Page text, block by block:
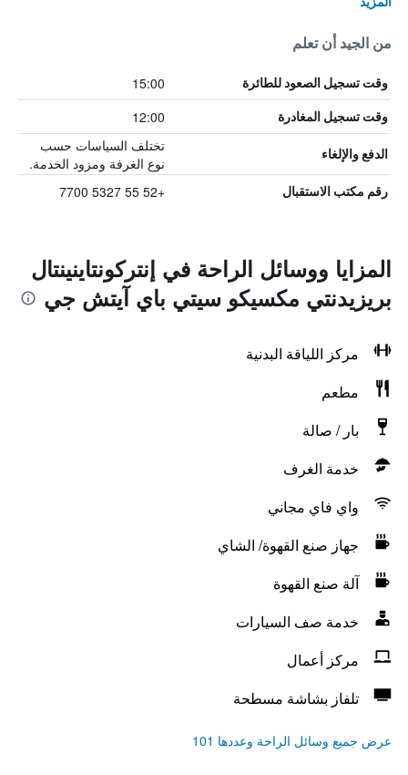
من الجيد أن تعلم
وقت تسجيل الصعود للطائرة 15:00
وقت تسجيل المغادرة 12:00
الدفع والإلغاء
تختلف السياسات حسب
نوع الغرفة ومزود الخدمة.
رقم مكتب الاستقبال +52 55 5327 7700
المزايا ووسائل الراحة في إنتركونتاينينتال
بريزيدنتي مكسيكو سيتي باي آيتش جي
مركز اللياقة البدنية
مطعم
بار / صالة
خدمة الغرف
واي فاي مجاني
جهاز صنع القهوة/ الشاي
آلة صنع القهوة
خدمة صف السيارات
مركز أعمال
تلفاز بشاشة مسطحة
عرض جميع وسائل الراحة وعددها 101